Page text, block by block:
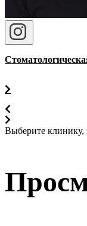
Выберите клинику,